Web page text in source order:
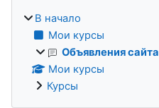
В начало
Мои курсы
Объявления сайта
Мои курсы
Курсы